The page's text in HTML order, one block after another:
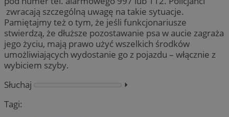
zwracają szczególną uwagę na takie sytuacje.
Pamiętajmy też o tym, że jeśli funkcjonariusze
stwierdzą, że dłuższe pozostawanie psa w aucie zagraża
jego życiu, mają prawo użyć wszelkich środków
umożliwiających wydostanie go z pojazdu – włącznie z
wybiciem szyby.
Słuchaj
⏵︎
Tagi: